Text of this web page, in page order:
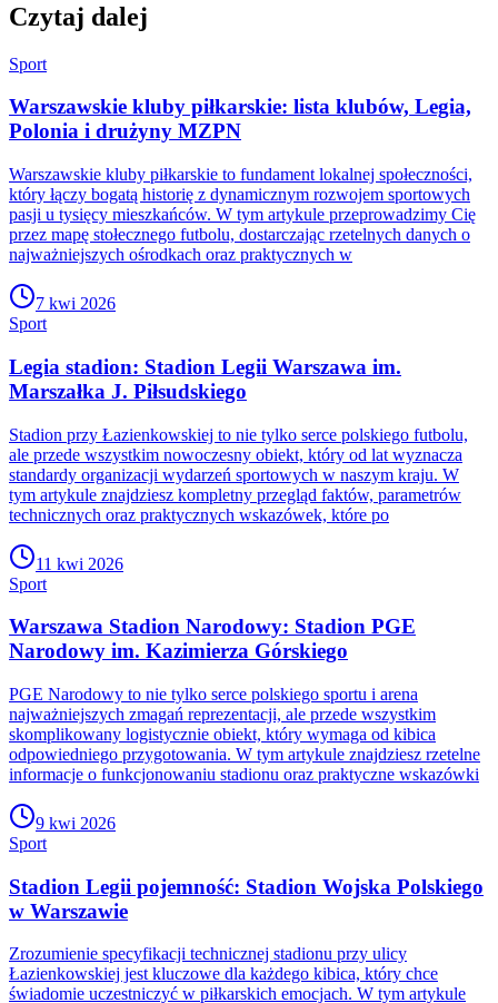
Czytaj dalej
Sport
Warszawskie kluby piłkarskie: lista klubów, Legia,
Polonia i drużyny MZPN
Warszawskie kluby piłkarskie to fundament lokalnej społeczności,
który łączy bogatą historię z dynamicznym rozwojem sportowych
pasji u tysięcy mieszkańców. W tym artykule przeprowadzimy Cię
przez mapę stołecznego futbolu, dostarczając rzetelnych danych o
najważniejszych ośrodkach oraz praktycznych w
7 kwi 2026
Sport
Legia stadion: Stadion Legii Warszawa im.
Marszałka J. Piłsudskiego
Stadion przy Łazienkowskiej to nie tylko serce polskiego futbolu,
ale przede wszystkim nowoczesny obiekt, który od lat wyznacza
standardy organizacji wydarzeń sportowych w naszym kraju. W
tym artykule znajdziesz kompletny przegląd faktów, parametrów
technicznych oraz praktycznych wskazówek, które po
11 kwi 2026
Sport
Warszawa Stadion Narodowy: Stadion PGE
Narodowy im. Kazimierza Górskiego
PGE Narodowy to nie tylko serce polskiego sportu i arena
najważniejszych zmagań reprezentacji, ale przede wszystkim
skomplikowany logistycznie obiekt, który wymaga od kibica
odpowiedniego przygotowania. W tym artykule znajdziesz rzetelne
informacje o funkcjonowaniu stadionu oraz praktyczne wskazówki
9 kwi 2026
Sport
Stadion Legii pojemność: Stadion Wojska Polskiego
w Warszawie
Zrozumienie specyfikacji technicznej stadionu przy ulicy
Łazienkowskiej jest kluczowe dla każdego kibica, który chce
świadomie uczestniczyć w piłkarskich emocjach. W tym artykule